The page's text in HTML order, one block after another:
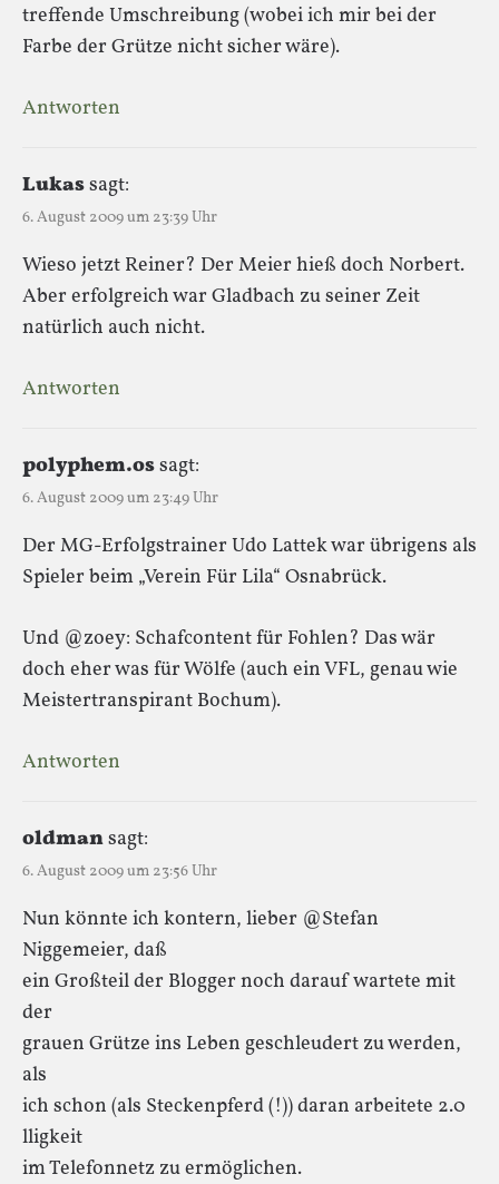
treffende Umschreibung (wobei ich mir bei der
Farbe der Grütze nicht sicher wäre).
Antworten
Lukassagt:
6. August 2009 um 23:39 Uhr
Wieso jetzt Reiner? Der Meier hieß doch Norbert.
Aber erfolgreich war Gladbach zu seiner Zeit
natürlich auch nicht.
Antworten
polyphem.ossagt:
6. August 2009 um 23:49 Uhr
Der MG-Erfolgstrainer Udo Lattek war übrigens als
Spieler beim „Verein Für Lila“ Osnabrück.
Und @zoey: Schafcontent für Fohlen? Das wär
doch eher was für Wölfe (auch ein VFL, genau wie
Meistertranspirant Bochum).
Antworten
oldmansagt:
6. August 2009 um 23:56 Uhr
Nun könnte ich kontern, lieber @Stefan
Niggemeier, daß
ein Großteil der Blogger noch darauf wartete mit
der
grauen Grütze ins Leben geschleudert zu werden,
als
ich schon (als Steckenpferd (!)) daran arbeitete 2.0
lligkeit
im Telefonnetz zu ermöglichen.